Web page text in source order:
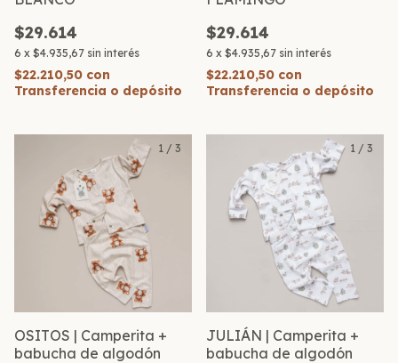
$29.614
6 x $4.935,67 sin interés
$22.210,50 con
Transferencia o depósito
$29.614
6 x $4.935,67 sin interés
$22.210,50 con
Transferencia o depósito
1 / 3
OSITOS | Camperita +
babucha de algodón
1 / 3
JULIÁN | Camperita +
babucha de algodón